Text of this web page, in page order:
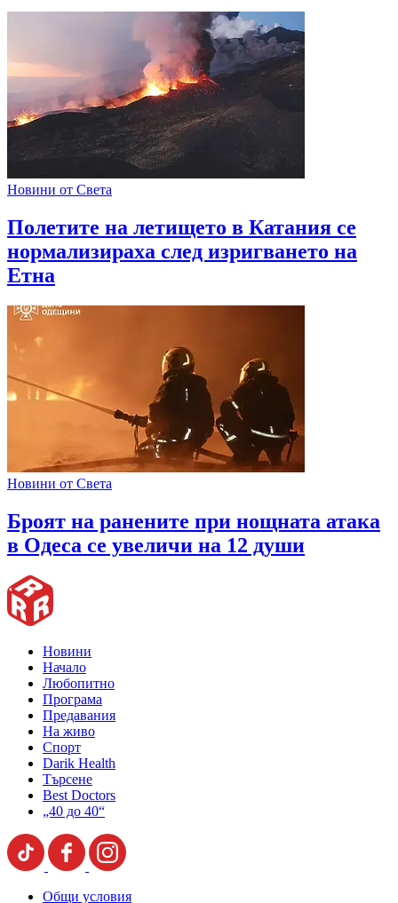
Новини от Света
Полетите на летището в Катания се
нормализираха след изригването на
Етна
Новини от Света
Броят на ранените при нощната атака
в Одеса се увеличи на 12 души
Новини
Начало
Любопитно
Програма
Предавания
На живо
Спорт
Darik Health
Търсене
Best Doctors
„40 до 40“
Общи условия